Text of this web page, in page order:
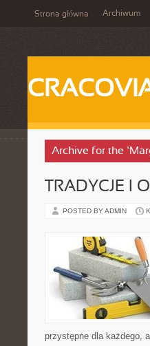
Strona główna Archiwum
Archive for the
TRADYCJE I
POSTED BY ADMIN
przystępne dla każdego,